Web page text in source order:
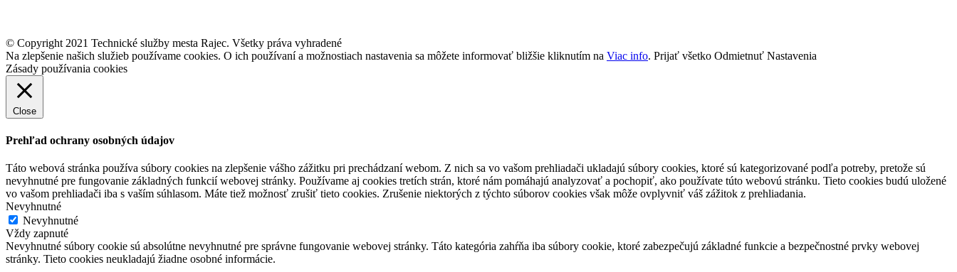
© Copyright 2021 Technické služby mesta Rajec. Všetky práva vyhradené
Na zlepšenie našich služieb používame cookies. O ich používaní a možnostiach nastavenia sa môžete informovať bližšie kliknutím na Viac info. Prijať všetko Odmietnuť Nastavenia
Zásady používania cookies
Close
Prehľad ochrany osobných údajov
Táto webová stránka používa súbory cookies na zlepšenie vášho zážitku pri prechádzaní webom. Z nich sa vo vašom prehliadači ukladajú súbory cookies, ktoré sú kategorizované podľa potreby, pretože sú
nevyhnutné pre fungovanie základných funkcií webovej stránky. Používame aj cookies tretích strán, ktoré nám pomáhajú analyzovať a pochopiť, ako používate túto webovú stránku. Tieto cookies budú uložené
vo vašom prehliadači iba s vaším súhlasom. Máte tiež možnosť zrušiť tieto cookies. Zrušenie niektorých z týchto súborov cookies však môže ovplyvniť váš zážitok z prehliadania.
Nevyhnutné
Nevyhnutné
Vždy zapnuté
Nevyhnutné súbory cookie sú absolútne nevyhnutné pre správne fungovanie webovej stránky. Táto kategória zahŕňa iba súbory cookie, ktoré zabezpečujú základné funkcie a bezpečnostné prvky webovej
stránky. Tieto cookies neukladajú žiadne osobné informácie.